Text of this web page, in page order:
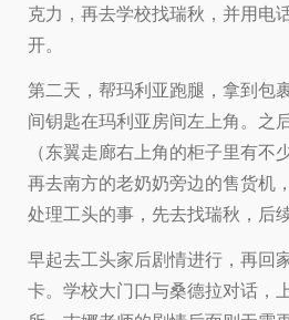
克力，再去学校找瑞秋，并用电
开。
第二天，帮玛利亚跑腿，拿到包
间钥匙在玛利亚房间左上角。之
（东翼走廊右上角的柜子里有
再去南方的老奶奶旁边的售货机
处理工头的事，先去找瑞秋，后
早起去工头家后剧情进行，再回
卡。学校大门口与桑德拉对话，